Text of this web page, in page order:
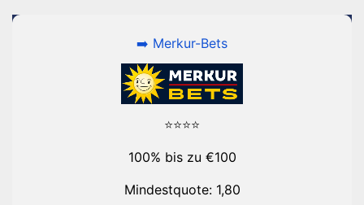
➡️ Merkur-Bets
⭐⭐⭐⭐
100% bis zu €100
Mindestquote: 1,80